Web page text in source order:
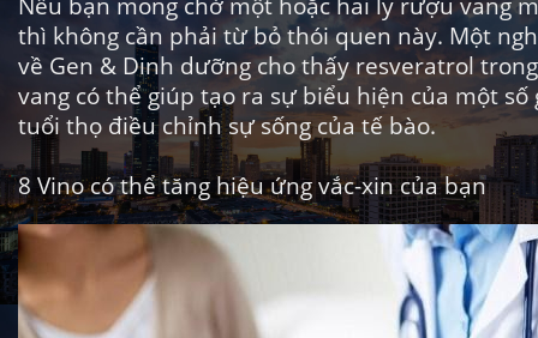
thì không cần phải từ bỏ thói quen này. Một
về Gen & Dinh dưỡng cho thấy resveratrol
vang có thể giúp tạo ra sự biểu hiện của một số
tuổi thọ điều chỉnh sự sống của tế bào.
8 Vino có thể tăng hiệu ứng vắc-xin của bạn